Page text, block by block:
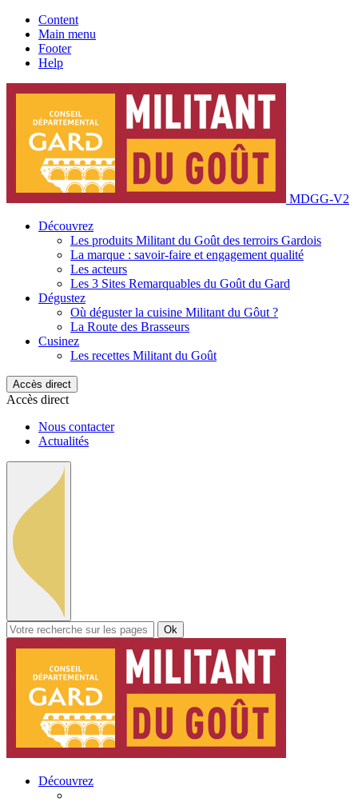
Content
Main menu
Footer
Help
MDGG-V2
Découvrez
Les produits Militant du Goût des terroirs Gardois
La marque : savoir-faire et engagement qualité
Les acteurs
Les 3 Sites Remarquables du Goût du Gard
Dégustez
Où déguster la cuisine Militant du Gôut ?
La Route des Brasseurs
Cusinez
Les recettes Militant du Goût
Accès direct
Accès direct
Nous contacter
Actualités
Ok
Découvrez